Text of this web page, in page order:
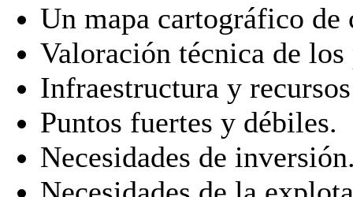
Un mapa cartográfico de
Valoración técnica de
Infraestructura y
Puntos fuertes y débiles.
Necesidades de